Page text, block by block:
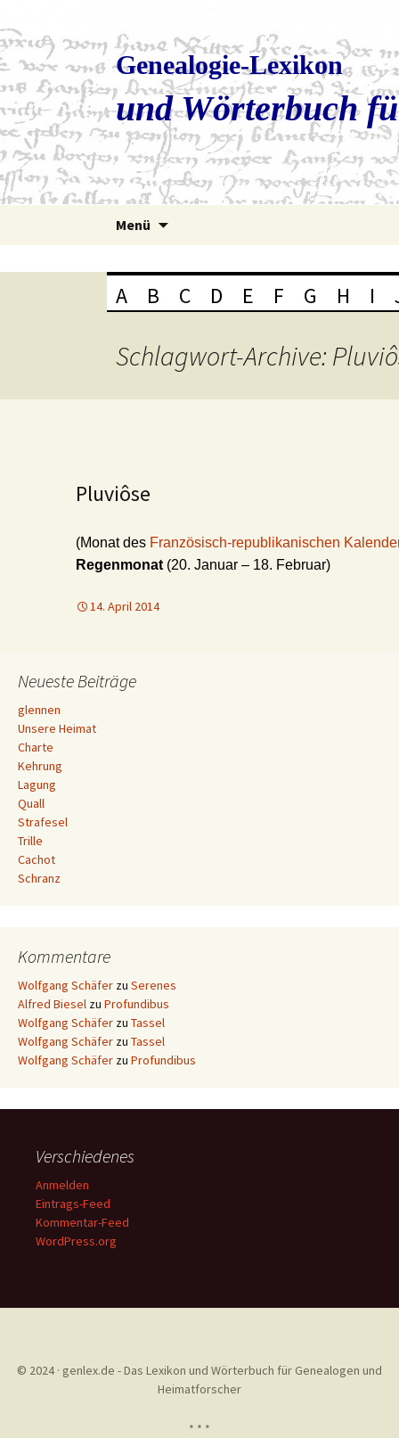
Genealogie-Lexikon
und Wörterbuch
Menü
A B C D E F G H I
Schlagwort-Archive:
Pluviôse
(Monat des Französisch-republikanischen
Regenmonat (20. Januar – 18. Februar)
14. April 2014
Neueste Beiträge
glennen
Unsere Heimat
Charte
Kehrung
Lagung
Quall
Strafesel
Trille
Cachot
Schranz
Kommentare
Wolfgang Schäfer zu Serenes
Alfred Biesel zu Profundibus
Wolfgang Schäfer zu Tassel
Wolfgang Schäfer zu Tassel
Wolfgang Schäfer zu Profundibus
Verschiedenes
Anmelden
Eintrags-Feed
Kommentar-Feed
WordPress.org
© 2024 · genlex.de - Das Lexikon und Wörterbuch für Genealogen und
Heimatforscher
* * *